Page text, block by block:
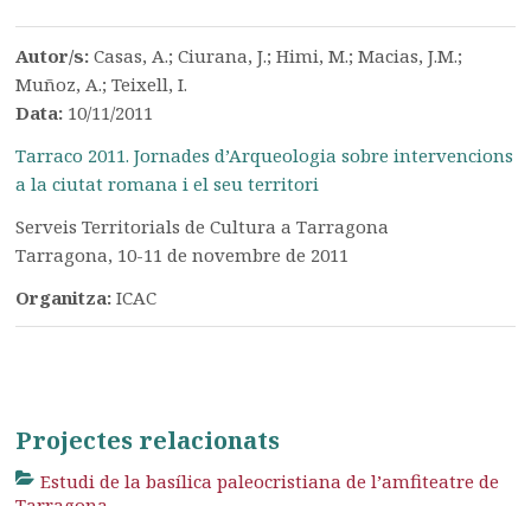
Autor/s:Casas, A.; Ciurana, J.; Himi, M.; Macias, J.M.;
Muñoz, A.; Teixell, I.
Data: 10/11/2011
Tarraco 2011. Jornades d’Arqueologia sobre intervencions
a la ciutat romana i el seu territori
Serveis Territorials de Cultura a Tarragona
Tarragona, 10-11 de novembre de 2011
Organitza:ICAC
Projectes relacionats
Estudi de la basílica paleocristiana de l’amfiteatre de